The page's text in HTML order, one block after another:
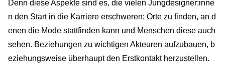
Denn diese Aspekte sind es, die vielen Jungdesigner:inne
n den Start in die Karriere erschweren: Orte zu finden, an d
enen die Mode stattfinden kann und Menschen diese auch
sehen. Beziehungen zu wichtigen Akteuren aufzubauen, b
eziehungsweise überhaupt den Erstkontakt herzustellen.